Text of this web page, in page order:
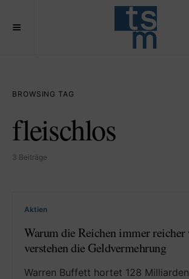
BROWSING TAG
fleischlos
3 Beiträge
Aktien
Warum die Reichen immer reicher
verstehen die Geldvermehrung
Warren Buffett hortet 128